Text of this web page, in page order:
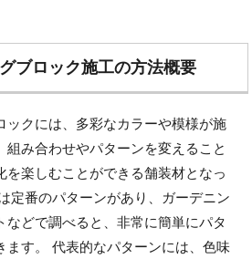
ブロック施工の方法概要
ックには、多彩なカラーや模様が施
組み合わせやパターンを変えること
を楽しむことができる舗装材となっ
定番のパターンがあり、ガーデニン
などで調べると、非常に簡単にパタ
ます。 代表的なパターンには、色味